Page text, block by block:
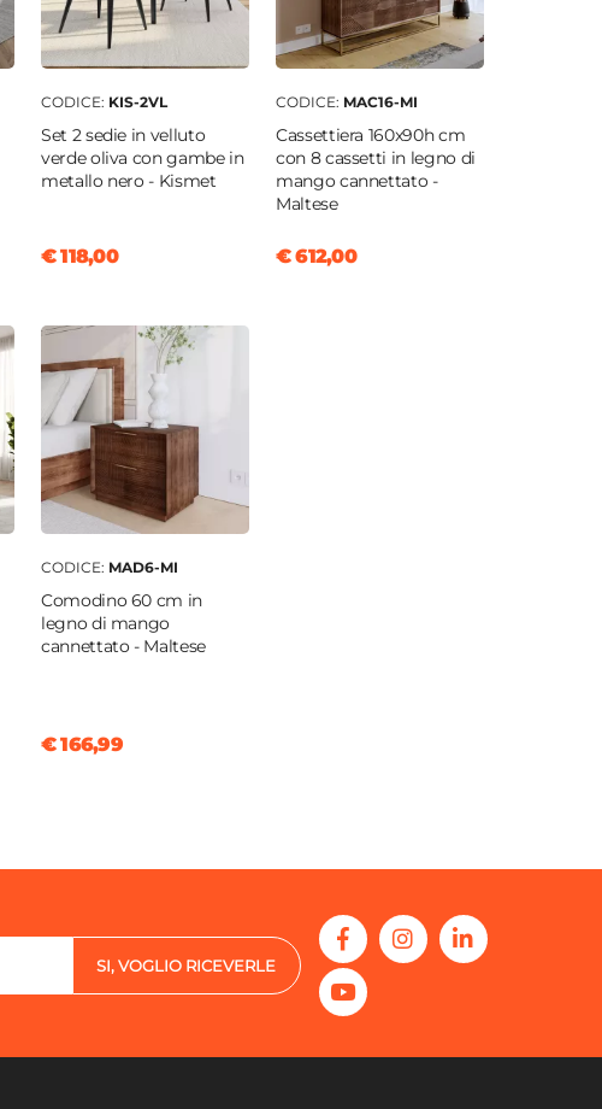
CODICE: KIS-2VL
Set 2 sedie in velluto
verde oliva con gambe in
metallo nero - Kismet
€ 118,00
CODICE: MAC16-MI
Cassettiera 160x90h cm
con 8 cassetti in legno di
mango cannettato -
Maltese
€ 612,00
CODICE: MAD6-MI
Comodino 60 cm in
legno di mango
cannettato - Maltese
€ 166,99
SI, VOGLIO RICEVERLE